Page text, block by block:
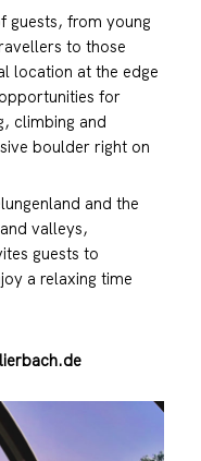
guests, from young
to those
location at the edge
for
climbing and
boulder right on
and the
valleys,
guests to
a relaxing time